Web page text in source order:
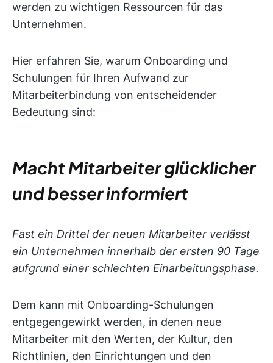
werden zu wichtigen Ressourcen für das
Unternehmen.
Hier erfahren Sie, warum Onboarding und
Schulungen für Ihren Aufwand zur
Mitarbeiterbindung von entscheidender
Bedeutung sind:
Macht Mitarbeiter glücklicher
und besser informiert
Fast ein Drittel der neuen Mitarbeiter verlässt
ein Unternehmen innerhalb der ersten 90 Tage
aufgrund einer schlechten Einarbeitungsphase.
Dem kann mit Onboarding-Schulungen
entgegengewirkt werden, in denen neue
Mitarbeiter mit den Werten, der Kultur, den
Richtlinien, den Einrichtungen und den